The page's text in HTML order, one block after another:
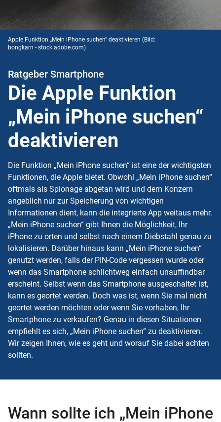
Apple Funktion „Mein iPhone suchen“ deaktivieren (Bild:
bongkarn - stock.adobe.com)
Ratgeber Smartphone
Die Apple Funktion
„Mein iPhone suchen“
deaktivieren
Die Funktion „Mein iPhone suchen“ ist eine der wichtigsten
Funktionen, die Apple bietet. Obwohl „Mein iPhone suchen“
oftmals als Spionage abgetan wird und dem Konzern
angeblich nur zur Speicherung von wichtigen
Informationen dient, kann die integrierte App weitaus mehr.
„Mein iPhone suchen“ gibt Ihnen die Möglichkeit, Ihr
iPhone zu orten und selbst nach einem Diebstahl genau zu
lokalisieren. Darüber hinaus kann „Mein iPhone suchen“
genutzt werden, falls der PIN-Code vergessen wurde oder
wenn das Smartphone schlichtweg einfach unauffindbar
erscheint. Selbst wenn das Smartphone ausgeschaltet ist,
kann es geortet werden. Doch was ist, wenn Sie mal nicht
geortet werden möchten oder wenn Sie vorhaben, Ihr
Smartphone zu verkaufen? Genau in diesen Situationen
empfiehlt es sich, „Mein iPhone suchen“ zu deaktivieren.
Wir zeigen Ihnen, wie es geht und worauf Sie dabei achten
sollten.
Wann sollte ich „Mein iPhone